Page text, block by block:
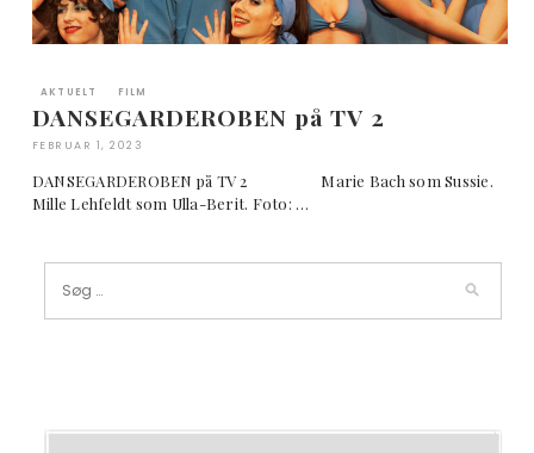
AKTUELT FILM
DANSEGARDEROBEN på TV 2
FEBRUAR 1, 2023
DANSEGARDEROBEN på TV 2 Marie Bach som Sussie.
Mille Lehfeldt som Ulla-Berit. Foto: …